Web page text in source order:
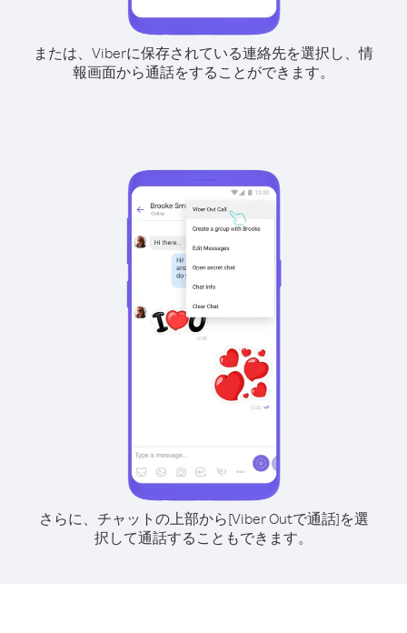
または、Viberに保存されている連絡先を選択し、情
報画面から通話をすることができます。
さらに、チャットの上部から[Viber Outで通話]を選
択して通話することもできます。